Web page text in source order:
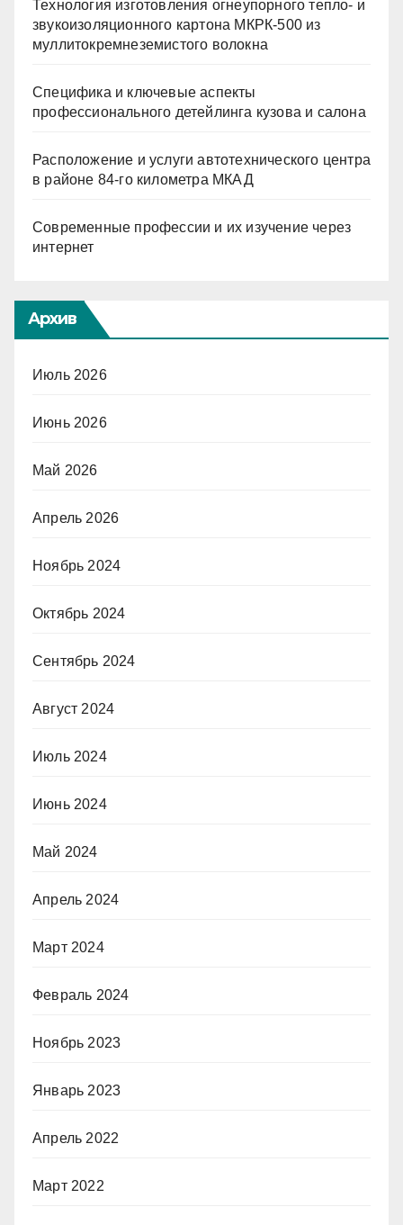
Технология изготовления огнеупорного тепло- и
звукоизоляционного картона МКРК-500 из
муллитокремнеземистого волокна
Специфика и ключевые аспекты
профессионального детейлинга кузова и салона
Расположение и услуги автотехнического центра
в районе 84-го километра МКАД
Современные профессии и их изучение через
интернет
Архив
Июль 2026
Июнь 2026
Май 2026
Апрель 2026
Ноябрь 2024
Октябрь 2024
Сентябрь 2024
Август 2024
Июль 2024
Июнь 2024
Май 2024
Апрель 2024
Март 2024
Февраль 2024
Ноябрь 2023
Январь 2023
Апрель 2022
Март 2022